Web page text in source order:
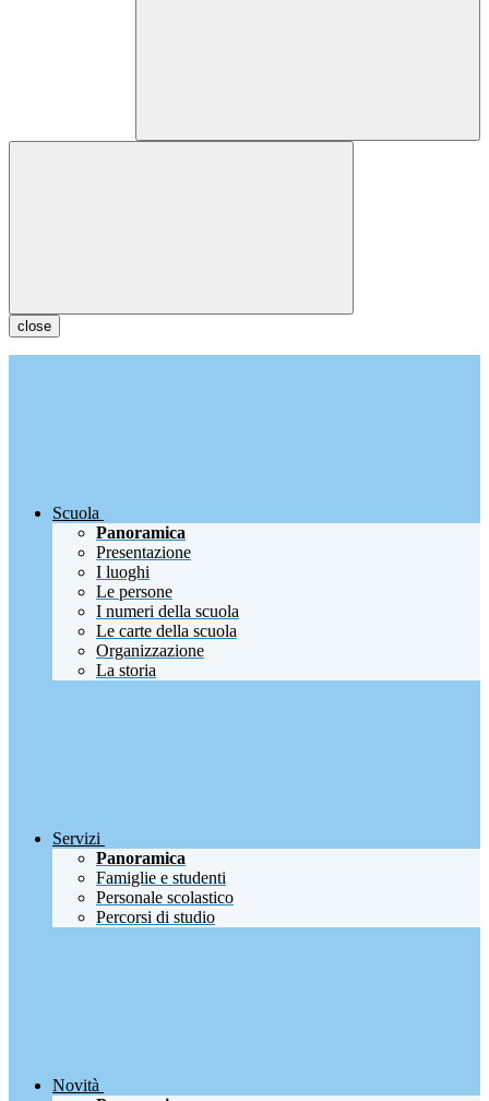
close
Scuola
Panoramica
Presentazione
I luoghi
Le persone
I numeri della scuola
Le carte della scuola
Organizzazione
La storia
Servizi
Panoramica
Famiglie e studenti
Personale scolastico
Percorsi di studio
Novità